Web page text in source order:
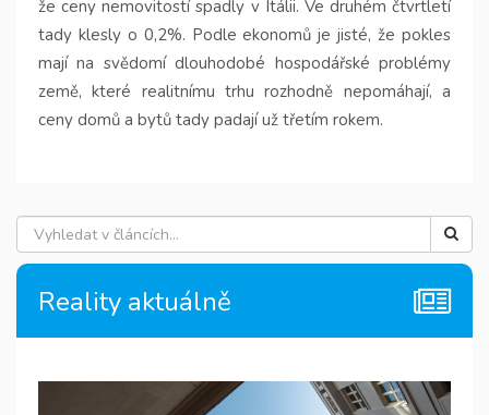
že ceny nemovitostí spadly v Itálii. Ve druhém čtvrtletí
tady klesly o 0,2%. Podle ekonomů je jisté, že pokles
mají na svědomí dlouhodobé hospodářské problémy
země, které realitnímu trhu rozhodně nepomáhají, a
ceny domů a bytů tady padají už třetím rokem.
Reality aktuálně